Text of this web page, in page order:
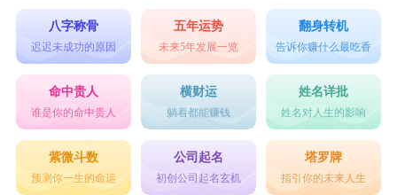
八字称骨
迟迟未成功的原因
五年运势
未来5年发展一览
翻身转机
告诉你赚什么最吃香
命中贵人
谁是你的命中贵人
横财运
躺着都能赚钱
姓名详批
姓名对人生的影响
紫微斗数
预测你一生的命运
公司起名
初创公司起名玄机
塔罗牌
指引你的未来人生